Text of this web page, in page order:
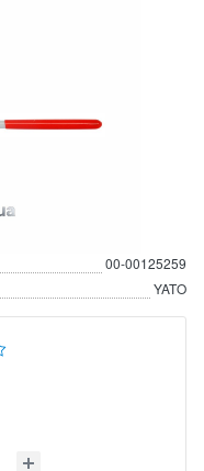
00-00125259
YATO